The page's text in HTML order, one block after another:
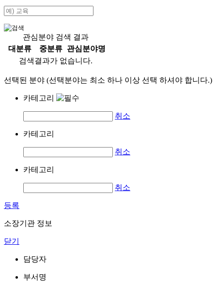
관심분야 검색 결과
대분류
중분류
관심분야명
검색결과가 없습니다.
선택된 분야 (선택분야는 최소 하나 이상 선택 하셔야 합니다.)
카테고리
취소
카테고리
취소
카테고리
취소
등록
소장기관 정보
닫기
담당자
부서명